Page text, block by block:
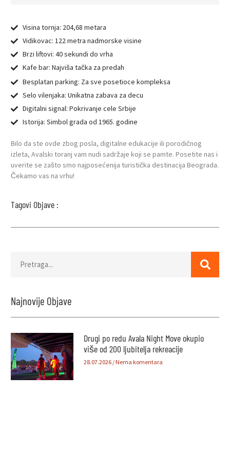
Visina tornja: 204,68 metara
Vidikovac: 122 metra nadmorske visine
Brzi liftovi: 40 sekundi do vrha
Kafe bar: Najviša tačka za predah
Besplatan parking: Za sve posetioce kompleksa
Selo vilenjaka: Unikatna zabava za decu
Digitalni signal: Pokrivanje cele Srbije
Istorija: Simbol grada od 1965. godine
Bilo da ste ovde zbog posla, digitalne edukacije ili porodičnog
izleta, Avalski toranj vam nudi sadržaje koji se pamte. Posetite nas i
uverite se zašto smo najposećenija turistička destinacija Beograda.
Čekamo vas na vrhu!
Tagovi Objave :
Najnovije Objave
Drugi po redu Avala Night Move okupio
više od 200 ljubitelja rekreacije
28.07.2026 Nema komentara